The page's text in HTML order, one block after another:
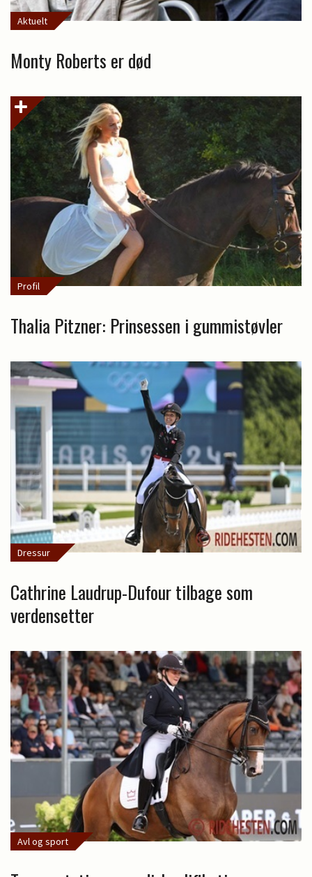
Aktuelt
Monty Roberts er død
Profil
Thalia Pitzner: Prinsessen i gummistøvler
Dressur
Cathrine Laudrup-Dufour tilbage som
verdensetter
Avl og sport